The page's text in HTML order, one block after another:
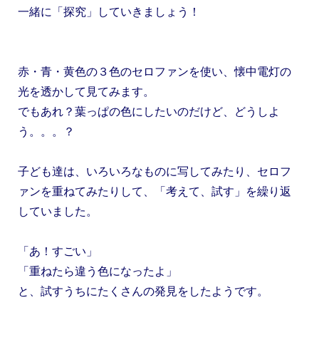
一緒に「探究」していきましょう！
赤・青・黄色の３色のセロファンを使い、懐中電灯の
光を透かして見てみます。
でもあれ？葉っぱの色にしたいのだけど、どうしよ
う。。。？
子ども達は、いろいろなものに写してみたり、セロフ
ァンを重ねてみたりして、「考えて、試す」を繰り返
していました。
「あ！すごい」
「重ねたら違う色になったよ」
と、試すうちにたくさんの発見をしたようです。